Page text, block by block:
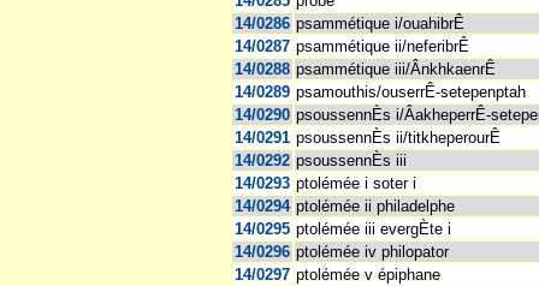
14/0286 psammétique i/ouahibrÊ
14/0287 psammétique ii/neferibrÊ
14/0288 psammétique iii/ÂnkhkaenrÊ
14/0289 psamouthis/ouserrÊ-setepenptah
14/0290 psoussennÈs i/ÂakheperrÊ-
14/0291 psoussennÈs ii/titkheperourÊ
14/0292 psoussennÈs iii
14/0293 ptolémée i soter i
14/0294 ptolémée ii philadelphe
14/0295 ptolémée iii evergÈte i
14/0296 ptolémée iv philopator
14/0297 ptolémée v épiphane